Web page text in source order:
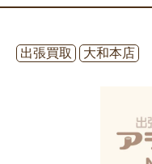
出張買取
大和本店